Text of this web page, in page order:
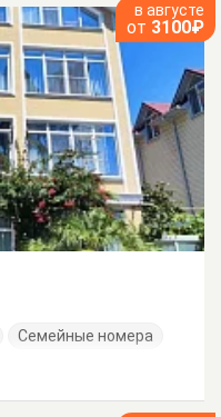
в августе
от 3100₽
Семейные номера